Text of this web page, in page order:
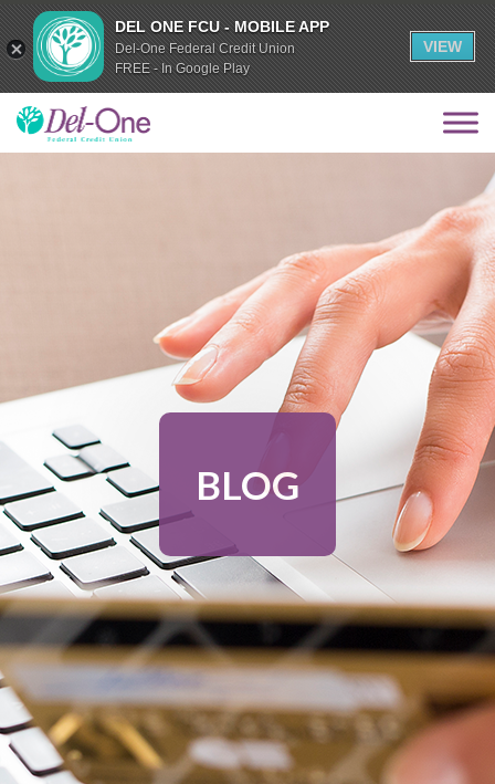
BLOG
DEL ONE FCU - MOBILE APP
Del-One Federal Credit Union
FREE - In Google Play
VIEW